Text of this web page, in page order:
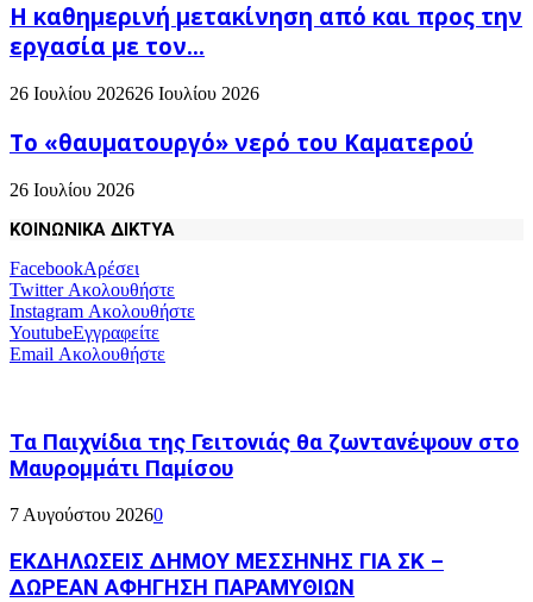
H καθημερινή μετακίνηση από και προς την
εργασία με τον...
26 Ιουλίου 202626 Ιουλίου 2026
Το «θαυματουργό» νερό του Καματερού
26 Ιουλίου 2026
ΚΟΙΝΩΝΙΚΑ ΔΙΚΤΥΑ
FacebookΑρέσει
TwitterΑκολουθήστε
Instagram Ακολουθήστε
YoutubeΕγγραφείτε
Email Ακολουθήστε
Τα Παιχνίδια της Γειτονιάς θα ζωντανέψουν στο
Μαυρομμάτι Παμίσου
7 Αυγούστου 20260
ΕΚΔΗΛΩΣΕΙΣ ΔΗΜΟΥ ΜΕΣΣΗΝΗΣ ΓΙΑ ΣΚ –
ΔΩΡΕΑΝ ΑΦΗΓΗΣΗ ΠΑΡΑΜΥΘΙΩΝ